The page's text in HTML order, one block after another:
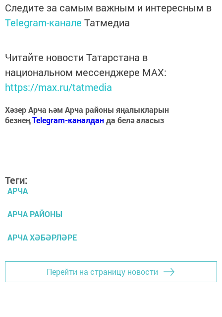
Следите за самым важным и интересным в
Telegram-канале Татмедиа
Читайте новости Татарстана в
национальном мессенджере MАХ:
https://max.ru/tatmedia
Хәзер Арча һәм Арча районы яңалыкларын
безнеңTelegram-каналданда белә аласыз
Теги:
АРЧА
АРЧА РАЙОНЫ
АРЧА ХӘБӘРЛӘРЕ
Перейти на страницу новости